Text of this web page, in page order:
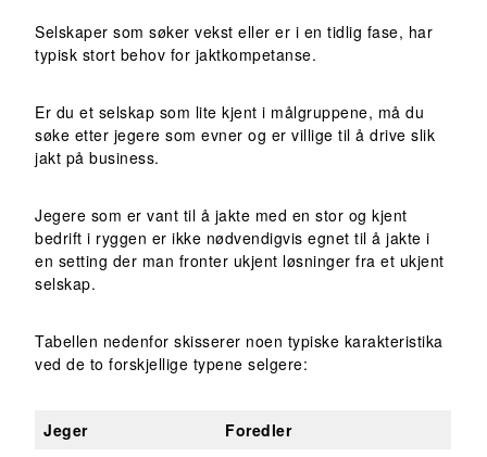
Selskaper som søker vekst eller er i en tidlig fase, har
typisk stort behov for jaktkompetanse.
Er du et selskap som lite kjent i målgruppene, må du
søke etter jegere som evner og er villige til å drive slik
jakt på business.
Jegere som er vant til å jakte med en stor og kjent
bedrift i ryggen er ikke nødvendigvis egnet til å jakte i
en setting der man fronter ukjent løsninger fra et ukjent
selskap.
Tabellen nedenfor skisserer noen typiske karakteristika
ved de to forskjellige typene selgere:
Jeger
Foredler